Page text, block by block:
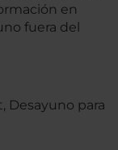
en
fuera del
Desayuno para